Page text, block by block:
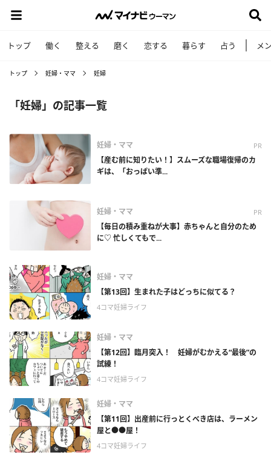
トップ 働く 整える 磨く 恋する 暮らす 占う メ
トップ 妊婦・ママ 妊婦
「妊婦」の記事一覧
妊婦・ママ PR
【産む前に知りたい！】スムーズな職場復帰のカ
ギは、「おっぱい準...
妊婦・ママ PR
【毎日の積み重ねが大事】赤ちゃんと自分のため
に♡ 忙しくてもで...
妊婦・ママ
【第13回】生まれた子はどっちに似てる？
4コマ妊婦ライフ
妊婦・ママ
【第12回】臨月突入！ 妊婦がむかえる“最後”の
試練！
4コマ妊婦ライフ
妊婦・ママ
【第11回】出産前に行っとくべき店は、ラーメン
屋と●●屋！
4コマ妊婦ライフ